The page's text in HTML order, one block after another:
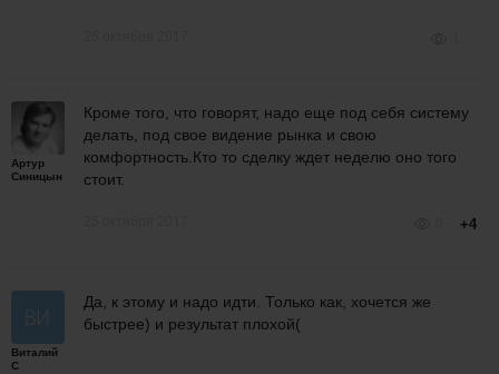
Артур
Синицын
Кроме того, что говорят, надо еще под себя систему
делать, под свое видение рынка и свою
комфортность.Кто то сделку ждет неделю оно того
стоит.
+4
Виталий
С
Да, к этому и надо идти. Только как, хочется же
быстрее) и результат плохой(